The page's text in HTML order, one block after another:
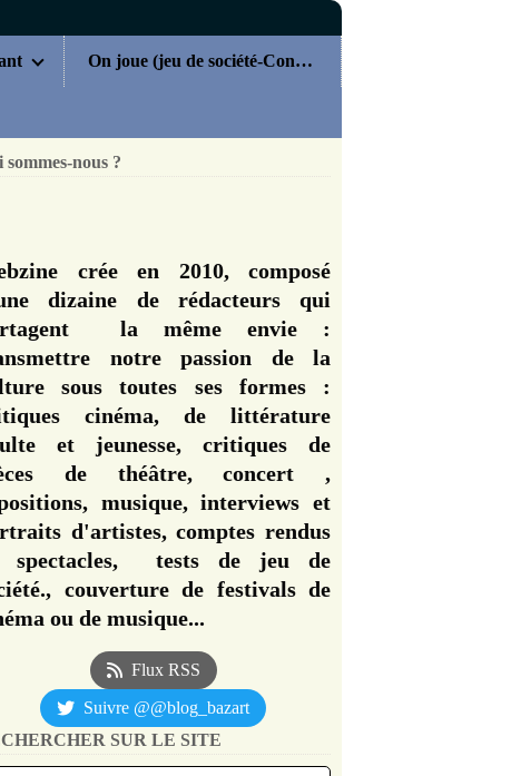
On joue (jeu de société-Concours)
sommes-nous ?
crée en 2010, composé
dizaine de rédacteurs qui
la même envie :
notre passion de la
sous toutes ses formes :
cinéma, de littérature
et jeunesse, critiques de
de théâtre, concert ,
musique, interviews et
d'artistes, comptes rendus
spectacles, tests de jeu de
couverture de festivals de
ou de musique...
Flux RSS
Suivre @@blog_bazart
SUR LE SITE